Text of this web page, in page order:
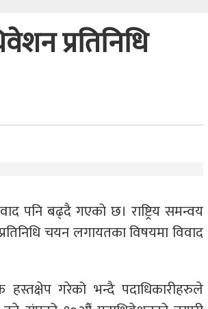
प्रतिनिधि
पनि बढ्दै गएको छ। राष्ट्रिय समन्वय
चयन लगायतका विषयमा विवाद
गरेको भन्दै पदाधिकारीहरुले